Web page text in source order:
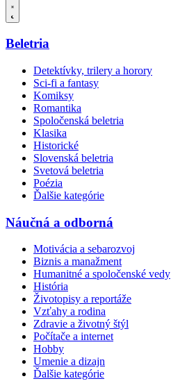
Beletria
Detektívky, trilery a horory
Sci-fi a fantasy
Komiksy
Romantika
Spoločenská beletria
Klasika
Historické
Slovenská beletria
Svetová beletria
Poézia
Ďalšie kategórie
Náučná a odborná
Motivácia a sebarozvoj
Biznis a manažment
Humanitné a spoločenské vedy
História
Životopisy a reportáže
Vzťahy a rodina
Zdravie a životný štýl
Počítače a internet
Hobby
Umenie a dizajn
Ďalšie kategórie